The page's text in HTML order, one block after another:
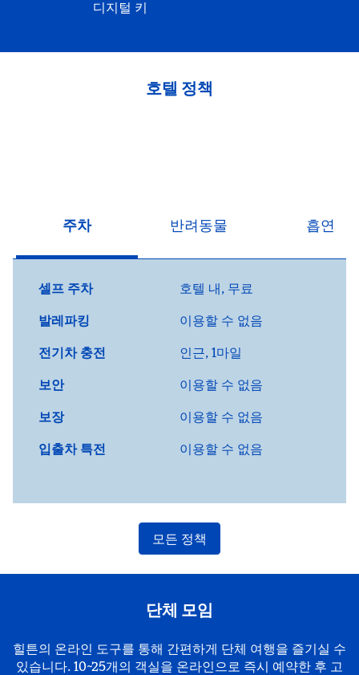
디지털 키
호텔 정책
주차 반려동물 흡연
셀프 주차 호텔 내, 무료
발레파킹
이용할 수 없음
전기차 충전
인근, 1마일
보안
이용할 수 없음
보장
이용할 수 없음
입출차 특전
이용할 수 없음
모든 정책
단체 모임
힐튼의 온라인 도구를 통해 간편하게 단체 여행을 즐기실 수
있습니다. 10~25개의 객실을 온라인으로 즉시 예약한 후 고